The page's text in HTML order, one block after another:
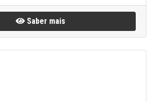
Saber mais